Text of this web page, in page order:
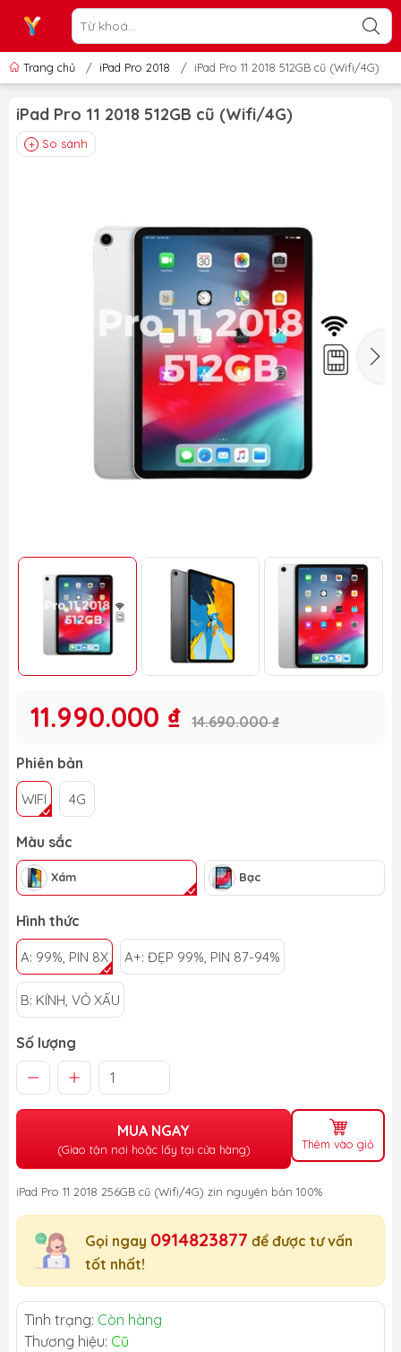
Trang chủ / iPad Pro 2018 / iPad Pro 11 2018 512GB cũ (Wifi/4G)
iPad Pro 11 2018 512GB cũ (Wifi/4G)
So sánh
11.990.000 ₫ 14.690.000 ₫
Phiên bản
WIFI 4G
Màu sắc
Xám Bạc
Hình thức
A: 99%, PIN 8X A+: ĐẸP 99%, PIN 87-94%
B: KÍNH, VỎ XẤU
Số lượng
MUA NGAY
(Giao tận nơi hoặc lấy tại cửa hàng) Thêm vào giỏ
iPad Pro 11 2018 256GB cũ (Wifi/4G) zin nguyên bản 100%
Gọi ngay 0914823877 để được tư vấn
tốt nhất!
Tình trạng: Còn hàng
Thương hiệu: Cũ